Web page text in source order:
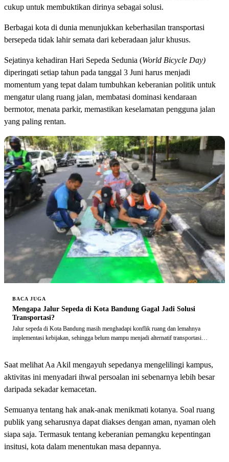
cukup untuk membuktikan dirinya sebagai solusi.
Berbagai kota di dunia menunjukkan keberhasilan transportasi
bersepeda tidak lahir semata dari keberadaan jalur khusus.
Sejatinya kehadiran Hari Sepeda Sedunia (World Bicycle Day)
diperingati setiap tahun pada tanggal 3 Juni harus menjadi
momentum yang tepat dalam tumbuhkan keberanian politik untuk
mengatur ulang ruang jalan, membatasi dominasi kendaraan
bermotor, menata parkir, memastikan keselamatan pengguna jalan
yang paling rentan.
BACA JUGA
Mengapa Jalur Sepeda di Kota Bandung Gagal Jadi Solusi
Transportasi?
Jalur sepeda di Kota Bandung masih menghadapi konflik ruang dan lemahnya
implementasi kebijakan, sehingga belum mampu menjadi alternatif transportasi
Saat melihat Aa Akil mengayuh sepedanya mengelilingi kampus,
aktivitas ini menyadari ihwal persoalan ini sebenarnya lebih besar
daripada sekadar kemacetan.
Semuanya tentang hak anak-anak menikmati kotanya. Soal ruang
publik yang seharusnya dapat diakses dengan aman, nyaman oleh
siapa saja. Termasuk tentang keberanian pemangku kepentingan
insitusi, kota dalam menentukan masa depannya.